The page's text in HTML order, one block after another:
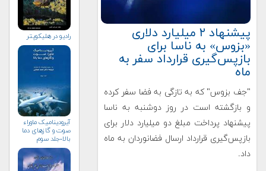
پیشنهاد ۲ میلیارد دلاری
«بزوس» به ناسا برای
بازپس‌گیری قرارداد سفر به
ماه
"جف بزوس" که به تازگی به فضا سفر کرده
و بازگشته است در روز دوشنبه به ناسا
پیشنهاد پرداخت مبلغ دو میلیارد دلار برای
بازپس‌گیری قرارداد ارسال فضانوردان به ماه
داد.
راديو در هليكوپتر
آیرودینامیک ماوراء
صوت و گازهای دما
بالا-جلد سوم